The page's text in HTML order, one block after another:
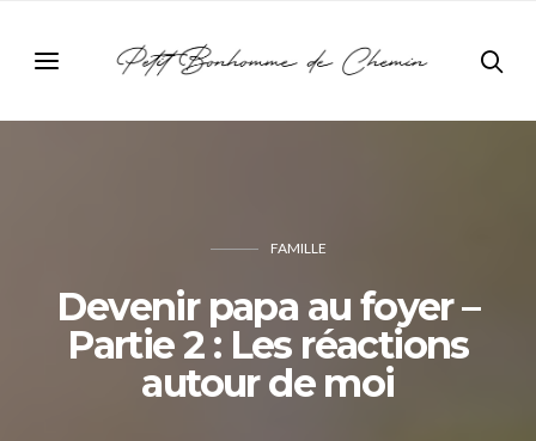
FAMILLE
Devenir papa au foyer –
Partie 2 : Les réactions
autour de moi